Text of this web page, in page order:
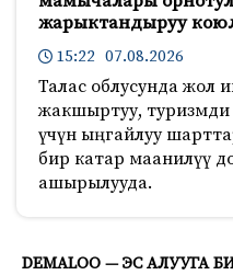
жарыктандыруу
15:22 07.08.2026
Талас облусунда жол
жакшыртуу, туризмди
үчүн ыңгайлуу
бир катар маанилүү
ашырылууда.
DEMALOO — ЭС АЛУУГА